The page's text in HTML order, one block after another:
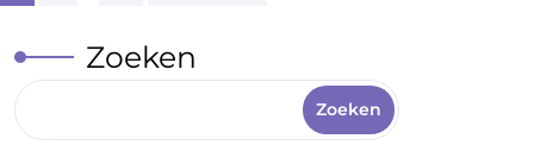
paginering
Zoeken
Zoeken